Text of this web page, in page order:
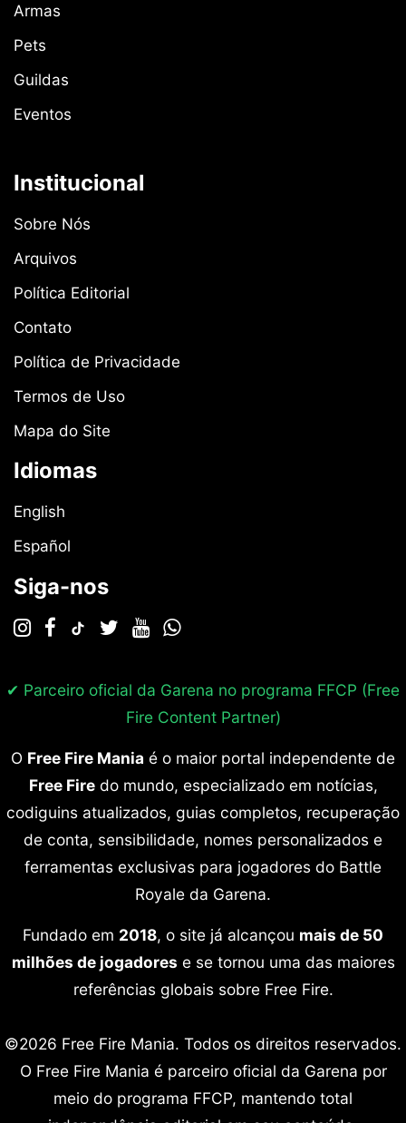
Armas
Pets
Guildas
Eventos
Institucional
Sobre Nós
Arquivos
Política Editorial
Contato
Política de Privacidade
Termos de Uso
Mapa do Site
Idiomas
English
Español
Siga-nos
✔ Parceiro oficial da Garena no programa FFCP (Free
Fire Content Partner)
O Free Fire Mania é o maior portal independente de
Free Firedo mundo, especializado em notícias,
codiguins atualizados, guias completos, recuperação
de conta, sensibilidade, nomes personalizados e
ferramentas exclusivas para jogadores do Battle
Royale da Garena.
Fundado em 2018, o site já alcançou mais de 50
milhões de jogadores e se tornou uma das maiores
referências globais sobre Free Fire.
©2026 Free Fire Mania. Todos os direitos reservados.
O Free Fire Mania é parceiro oficial da Garena por
meio do programa FFCP, mantendo total